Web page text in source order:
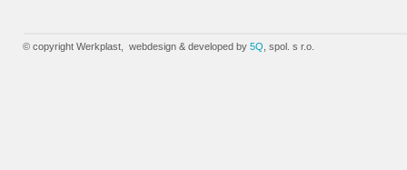
© copyright Werkplast, webdesign & developed by 5Q , spol. s r.o.